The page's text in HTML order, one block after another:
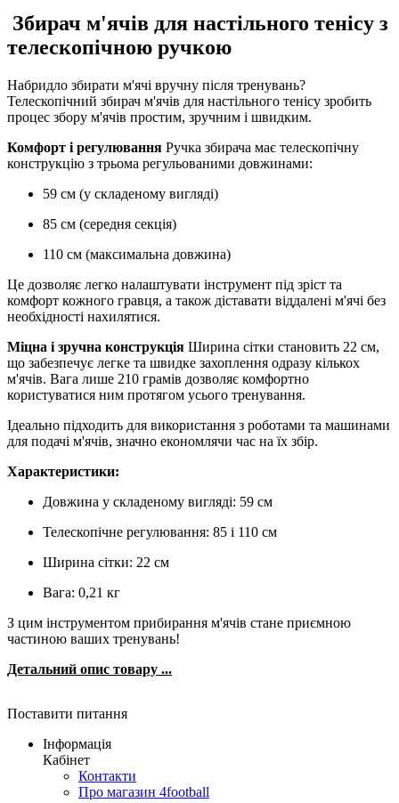
Збирач м'ячів для настільного тенісу з
телескопічною ручкою
Набридло збирати м'ячі вручну після тренувань?
Телескопічний збирач м'ячів для настільного тенісу зробить
процес збору м'ячів простим, зручним і швидким.
Комфорт і регулювання Ручка збирача має телескопічну
конструкцію з трьома регульованими довжинами:
59 см (у складеному вигляді)
85 см (середня секція)
110 см (максимальна довжина)
Це дозволяє легко налаштувати інструмент під зріст та
комфорт кожного гравця, а також діставати віддалені м'ячі без
необхідності нахилятися.
Міцна і зручна конструкція Ширина сітки становить 22 см,
що забезпечує легке та швидке захоплення одразу кількох
м'ячів. Вага лише 210 грамів дозволяє комфортно
користуватися ним протягом усього тренування.
Ідеально підходить для використання з роботами та машинами
для подачі м'ячів, значно економлячи час на їх збір.
Характеристики:
Довжина у складеному вигляді: 59 см
Телескопічне регулювання: 85 і 110 см
Ширина сітки: 22 см
Вага: 0,21 кг
З цим інструментом прибирання м'ячів стане приємною
частиною ваших тренувань!
Детальний опис товару ...
Поставити питання
Інформація
Кабінет
Контакти
Про магазин 4football